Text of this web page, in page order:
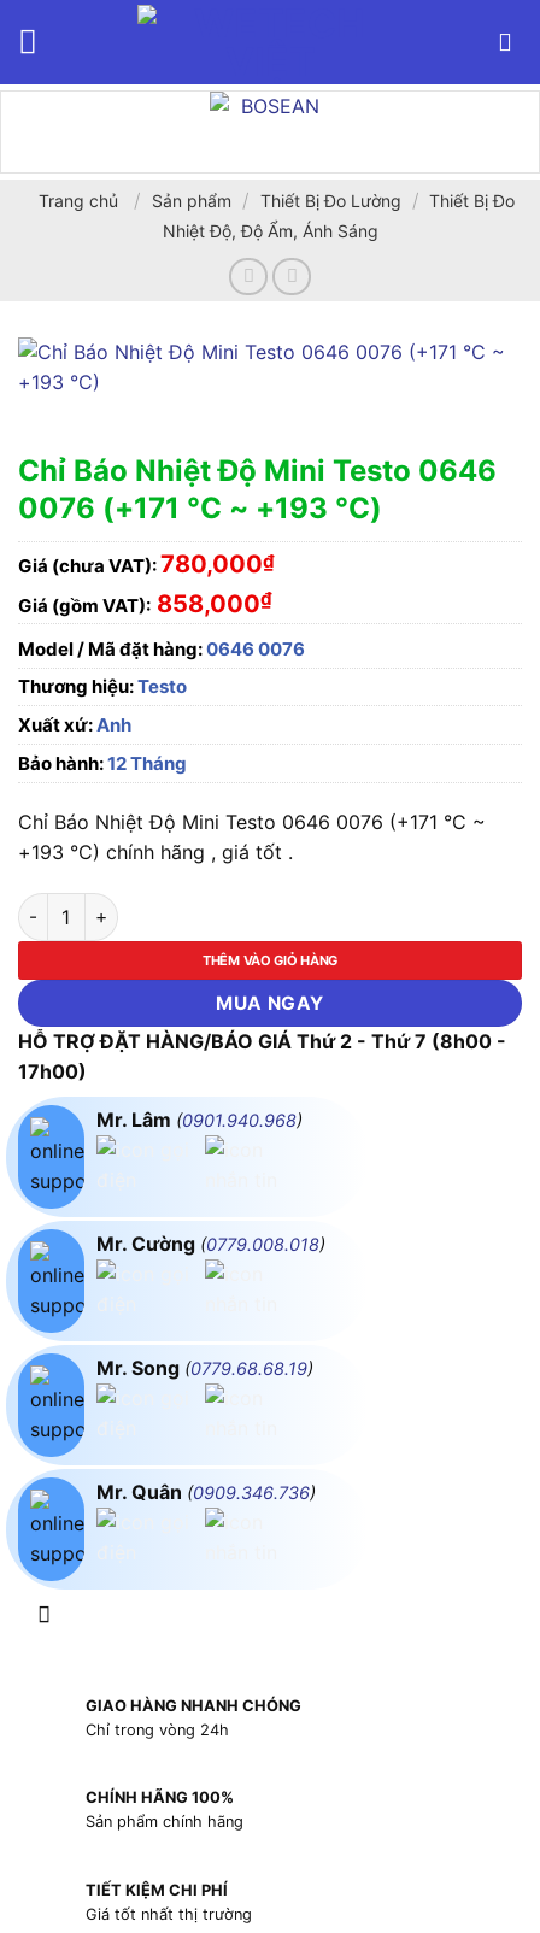
Trang chủ / Sản phẩm / Thiết Bị Đo Lường / Thiết Bị Đo
Nhiệt Độ, Độ Ẩm, Ánh Sáng
Chỉ Báo Nhiệt Độ Mini Testo 0646
0076 (+171 °C ~ +193 °C)
Giá (chưa VAT):780,000₫
Giá (gồm VAT): 858,000₫
Model / Mã đặt hàng:0646 0076
Thương hiệu:Testo
Xuất xứ:Anh
Bảo hành:12 Tháng
Chỉ Báo Nhiệt Độ Mini Testo 0646 0076 (+171 °C ~
+193 °C) chính hãng , giá tốt .
Chỉ Báo Nhiệt Độ Mini Testo 0646 0076 (+171 °C ~ +193 °C)
THÊM VÀO GIỎ HÀNG
MUA NGAY
HỖ TRỢ ĐẶT HÀNG/BÁO GIÁ Thứ 2 - Thứ 7 (8h00 -
17h00)
Mr. Lâm (0901.940.968)
Mr. Cường (0779.008.018)
Mr. Song (0779.68.68.19)
Mr. Quân (0909.346.736)
GIAO HÀNG NHANH CHÓNG
Chỉ trong vòng 24h
CHÍNH HÃNG 100%
Sản phẩm chính hãng
TIẾT KIỆM CHI PHÍ
Giá tốt nhất thị trường